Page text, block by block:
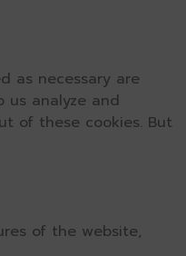
as necessary are
analyze and
of these cookies. But
of the website,